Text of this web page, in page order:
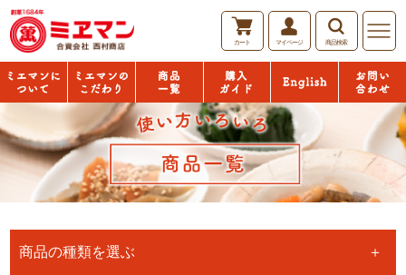
カート マイページ 商品検索
ミエマン
について
「おいし
い」の秘
密
商品一覧
購入ガイ
ド
English
お問い合
商品の種類を選ぶ